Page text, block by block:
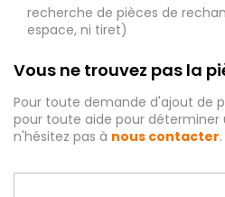
recherche de pièces de
espace, ni tiret)
Vous ne trouvez pas la
Pour toute demande d'ajout de
pour toute aide pour déterminer
n'hésitez pas à nous contacter.